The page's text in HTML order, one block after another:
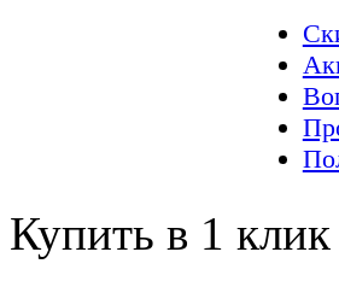
Купить в 1 клик